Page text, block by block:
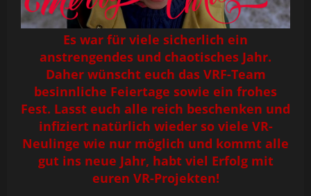
Es war für viele sicherlich ein
anstrengendes und chaotisches Jahr.
Daher wünscht euch das VRF-Team
besinnliche Feiertage sowie ein frohes
Fest. Lasst euch alle reich beschenken und
infiziert natürlich wieder so viele VR-
Neulinge wie nur möglich und kommt alle
gut ins neue Jahr, habt viel Erfolg mit
euren VR-Projekten!